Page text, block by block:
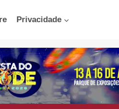
Privacidade